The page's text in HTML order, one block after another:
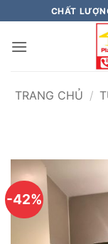
qua
nội
CHẤT
TRANG CHỦ /
-42%